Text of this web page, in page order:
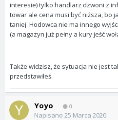
interesie) tylko handlarz dzwoni z
towar ale cena musi być niższa, bo
taniej. Hodowca nie ma innego
(a magazyn już pełny a kury jeść
Także widzisz, że sytuacja nie jest
przedstawiłeś.
Yoyo 0
Napisano 25 Marca 2020